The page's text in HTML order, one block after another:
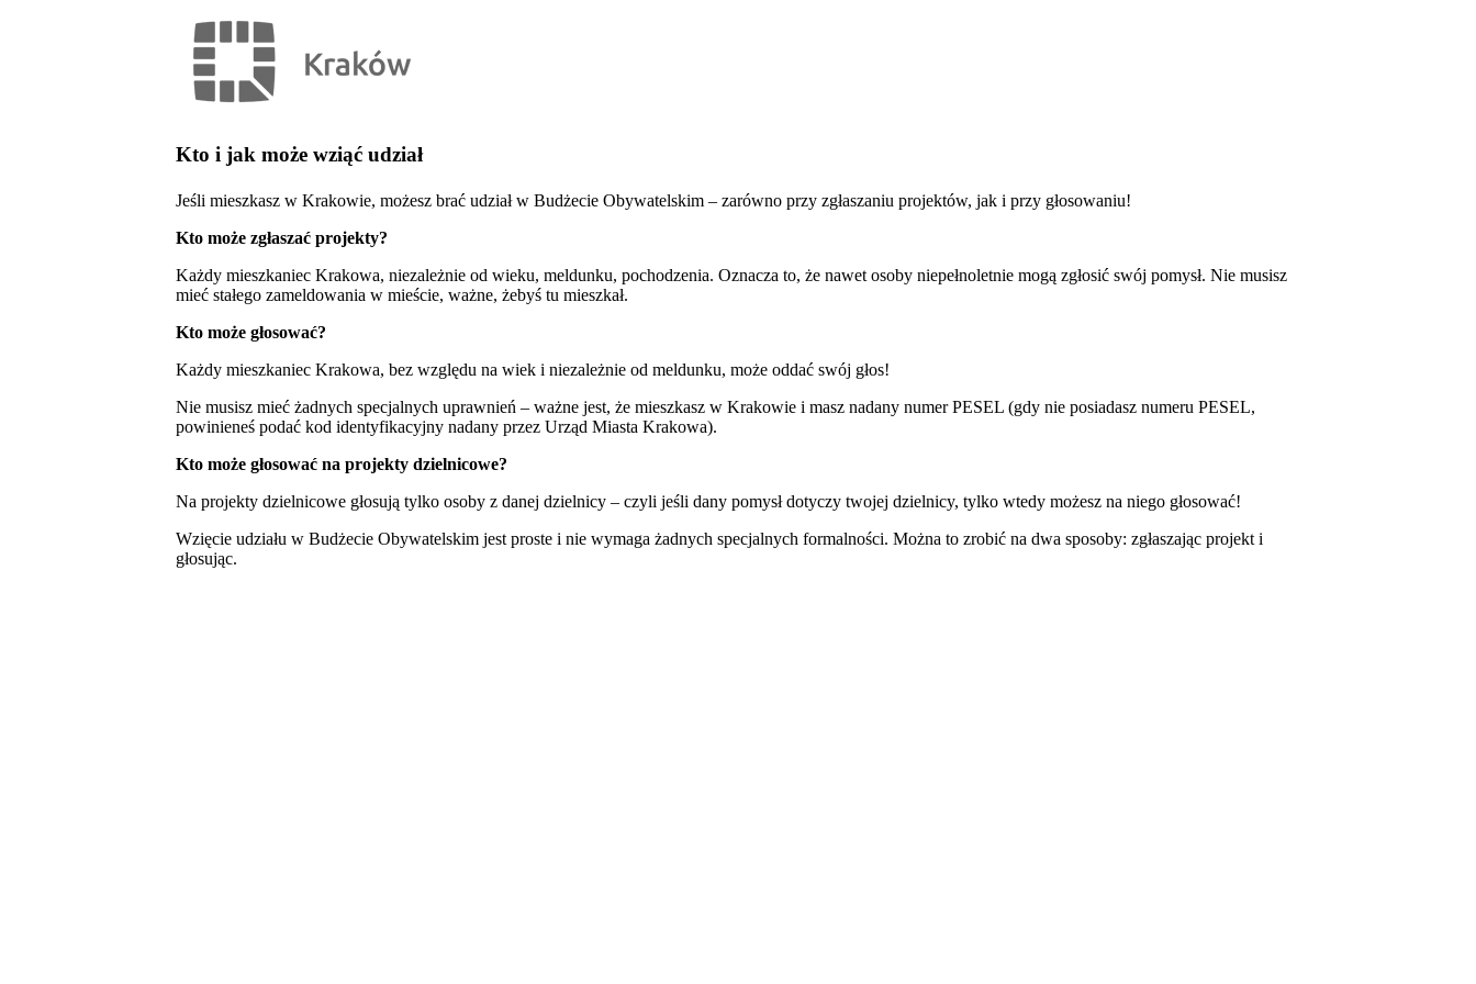
Kto i jak może wziąć udział
Jeśli mieszkasz w Krakowie, możesz brać udział w Budżecie Obywatelskim – zarówno przy zgłaszaniu projektów, jak i przy głosowaniu!
Kto może zgłaszać projekty?
Każdy mieszkaniec Krakowa, niezależnie od wieku, meldunku, pochodzenia. Oznacza to, że nawet osoby niepełnoletnie mogą zgłosić swój pomysł. Nie musisz
mieć stałego zameldowania w mieście, ważne, żebyś tu mieszkał.
Kto może głosować?
Każdy mieszkaniec Krakowa, bez względu na wiek i niezależnie od meldunku, może oddać swój głos!
Nie musisz mieć żadnych specjalnych uprawnień – ważne jest, że mieszkasz w Krakowie i masz nadany numer PESEL (gdy nie posiadasz numeru PESEL,
powinieneś podać kod identyfikacyjny nadany przez Urząd Miasta Krakowa).
Kto może głosować na projekty dzielnicowe?
Na projekty dzielnicowe głosują tylko osoby z danej dzielnicy – czyli jeśli dany pomysł dotyczy twojej dzielnicy, tylko wtedy możesz na niego głosować!
Wzięcie udziału w Budżecie Obywatelskim jest proste i nie wymaga żadnych specjalnych formalności. Można to zrobić na dwa sposoby: zgłaszając projekt i
głosując.